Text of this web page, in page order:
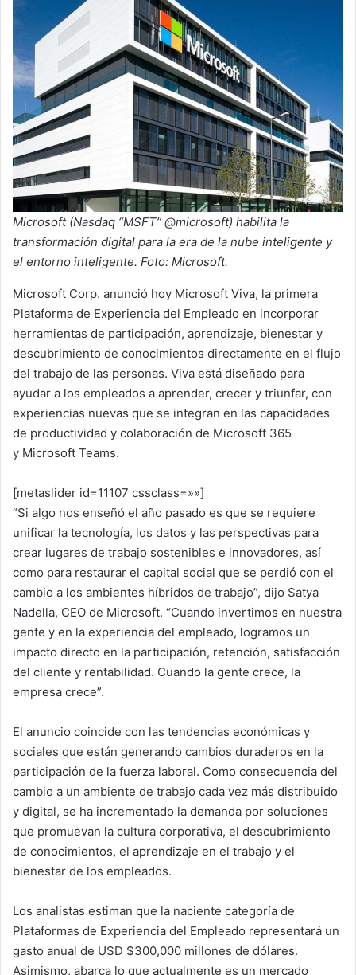
Microsoft (Nasdaq “MSFT” @microsoft) habilita la
transformación digital para la era de la nube inteligente y
el entorno inteligente. Foto: Microsoft.
Microsoft Corp. anunció hoy Microsoft Viva, la primera
Plataforma de Experiencia del Empleado en incorporar
herramientas de participación, aprendizaje, bienestar y
descubrimiento de conocimientos directamente en el flujo
del trabajo de las personas. Viva está diseñado para
ayudar a los empleados a aprender, crecer y triunfar, con
experiencias nuevas que se integran en las capacidades
de productividad y colaboración de Microsoft 365
y Microsoft Teams.
[metaslider id=11107 cssclass=»»]
“Si algo nos enseñó el año pasado es que se requiere
unificar la tecnología, los datos y las perspectivas para
crear lugares de trabajo sostenibles e innovadores, así
como para restaurar el capital social que se perdió con el
cambio a los ambientes híbridos de trabajo”, dijo Satya
Nadella, CEO de Microsoft. “Cuando invertimos en nuestra
gente y en la experiencia del empleado, logramos un
impacto directo en la participación, retención, satisfacción
del cliente y rentabilidad. Cuando la gente crece, la
empresa crece”.
El anuncio coincide con las tendencias económicas y
sociales que están generando cambios duraderos en la
participación de la fuerza laboral. Como consecuencia del
cambio a un ambiente de trabajo cada vez más distribuido
y digital, se ha incrementado la demanda por soluciones
que promuevan la cultura corporativa, el descubrimiento
de conocimientos, el aprendizaje en el trabajo y el
bienestar de los empleados.
Los analistas estiman que la naciente categoría de
Plataformas de Experiencia del Empleado representará un
gasto anual de USD $300,000 millones de dólares.
Asimismo, abarca lo que actualmente es un mercado